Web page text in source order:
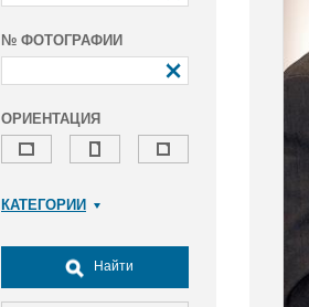
№ ФОТОГРАФИИ
ОРИЕНТАЦИЯ
КАТЕГОРИИ
Досуг, туризм и отдых
Культура
Найти